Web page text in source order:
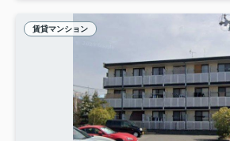
賃貸マンション